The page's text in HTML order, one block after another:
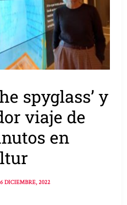
spyglass’ y
viaje de
en
6 DICIEMBRE, 2022